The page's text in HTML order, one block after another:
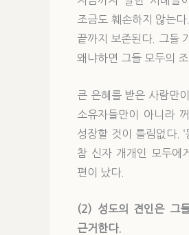
조금도 훼손하지 않는
끝까지 보존된다. 그들
왜냐하면 그들 모두의
큰 은혜를 받은 사람만
소유자들만이 아니라
성장할 것이 틀림없다.
참 신자 개개인 모두에
편이 났다.
(2) 성도의 견인은 그
근거한다.